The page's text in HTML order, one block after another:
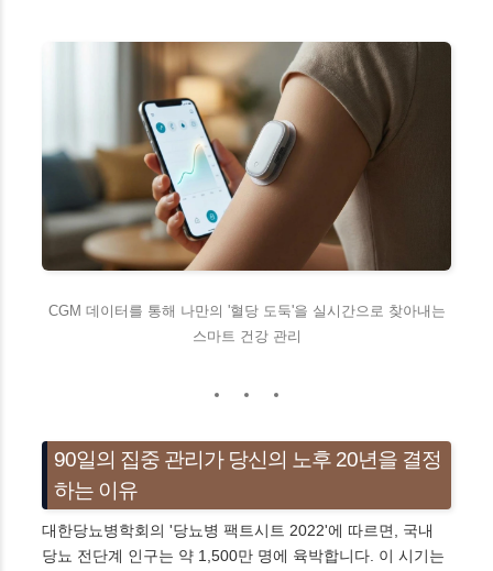
CGM 데이터를 통해 나만의 '혈당 도둑'을 실시간으로 찾아내는
스마트 건강 관리
90일의 집중 관리가 당신의 노후 20년을 결정
하는 이유
대한당뇨병학회의 '당뇨병 팩트시트 2022'에 따르면, 국내
당뇨 전단계 인구는 약 1,500만 명에 육박합니다. 이 시기는